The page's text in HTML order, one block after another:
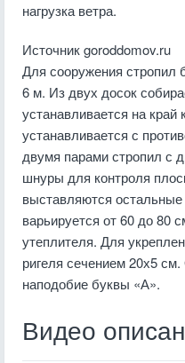
нагрузка ветра.
Источник goroddomov.ru
Для сооружения стропил
6 м. Из двух досок
устанавливается на край
устанавливается с
двумя парами стропил с
шнуры для контроля
выставляются
варьируется от 60 до 80
утеплителя. Для
ригеля сечением 20х5
наподобие буквы «А».
Видео